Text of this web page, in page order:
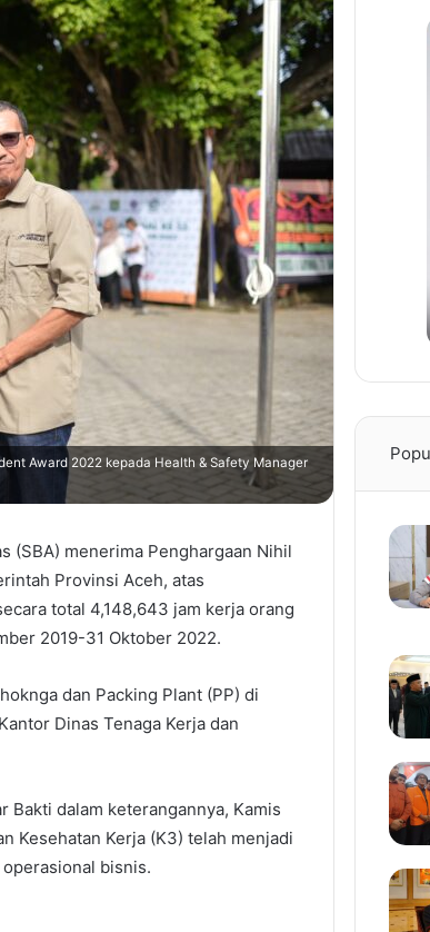
Award 2022 kepada Health & Safety Manager
(SBA) menerima Penghargaan Nihil
Provinsi Aceh, atas
total 4,148,643 jam kerja orang
2019-31 Oktober 2022.
dan Packing Plant (PP) di
Dinas Tenaga Kerja dan
Bakti dalam keterangannya, Kamis
Kesehatan Kerja (K3) telah menjadi
bisnis.